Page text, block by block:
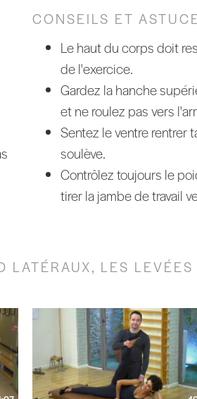
CONSEILS ET
Le haut du corps doit
de l'exercice.
Gardez la hanche
et ne roulez pas vers
Sentez le ventre rentrer
soulève.
Contrôlez toujours le
tirer la jambe de travail
LATÉRAUX, LES